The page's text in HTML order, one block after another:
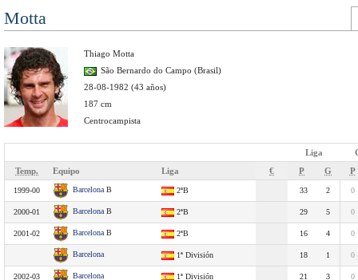
Motta
Thiago Motta
São Bernardo do Campo (Brasil)
28-08-1982 (43 años)
187 cm
Centrocampista
Liga
Temp.
Equipo Liga € P G P
1999-00 BarcelonaB 2ªB 33 2 0
2000-01 BarcelonaB 2ªB 29 5 0
2001-02 BarcelonaB 2ªB 16 4 0
Barcelona 1ª División 18 1 0
2002-03 Barcelona 1ª División 21 3 0